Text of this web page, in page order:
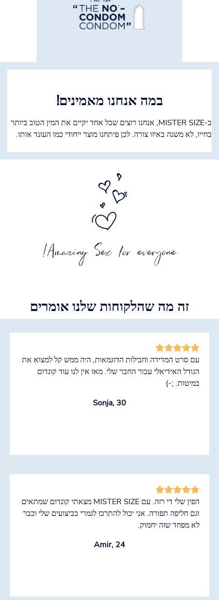
במה אנחנו מאמינים!
ב-MISTER SIZE, אנחנו רוצים שכל אחד יקיים את המין הטוב ביותר
בחייו, לא משנה באיזו צורה. לכן פיתחנו מוצר ייחודי כמו העונד אותו.
Amazing Sex for everyone!
זה מה שהלקוחות שלנו אומרים
עם סרט המדידה וחבילות הדוגמאות, היה ממש קל למצוא את
הגודל האידיאלי עבור החבר שלי. מאז אין לנו עוד קונדום
במיטות. ;-)
Sonja, 30
הפין שלי די רזה. עם MISTER SIZE מצאתי קונדום שמתאים
וגם חליפה תפורה. אני יכול להתרכז לגמרי בביצועים שלי וכבר
לא מפחד שזה יחמוק.
Amir, 24